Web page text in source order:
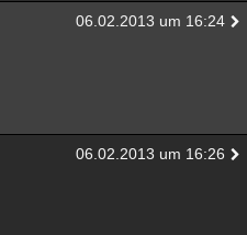
06.02.2013 um 16:24
06.02.2013 um 16:26